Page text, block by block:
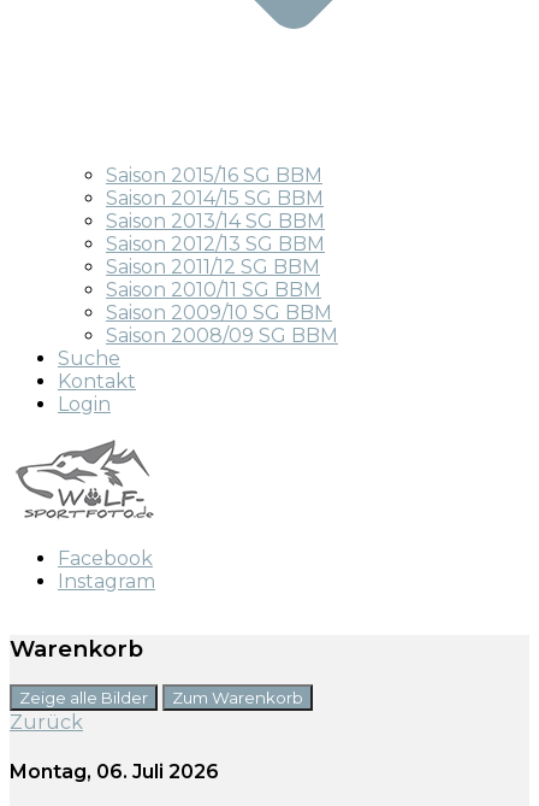
Saison 2015/16 SG BBM
Saison 2014/15 SG BBM
Saison 2013/14 SG BBM
Saison 2012/13 SG BBM
Saison 2011/12 SG BBM
Saison 2010/11 SG BBM
Saison 2009/10 SG BBM
Saison 2008/09 SG BBM
Suche
Kontakt
Login
Facebook
Instagram
Warenkorb
Zeige alle Bilder Zum Warenkorb
Zurück
Montag, 06. Juli 2026